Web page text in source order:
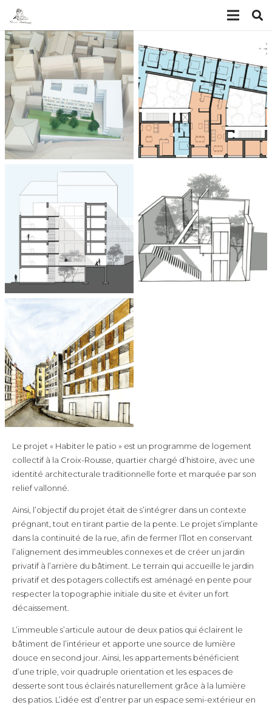
Le projet « Habiter le patio » est un programme de logement
collectif à la Croix-Rousse, quartier chargé d’histoire, avec une
identité architecturale traditionnelle forte et marquée par son
relief vallonné.
Ainsi, l’objectif du projet était de s’intégrer dans un contexte
prégnant, tout en tirant partie de la pente. Le projet s’implante
dans la continuité de la rue, afin de fermer l’îlot en conservant
l’alignement des immeubles connexes et de créer un jardin
privatif à l’arrière du bâtiment. Le terrain qui accueille le jardin
privatif et des potagers collectifs est aménagé en pente pour
respecter la topographie initiale du site et éviter un fort
décaissement.
L’immeuble s’articule autour de deux patios qui éclairent le
bâtiment de l’intérieur et apporte une source de lumière
douce en second jour. Ainsi, les appartements bénéficient
d’une triple, voir quadruple orientation et les espaces de
desserte sont tous éclairés naturellement grâce à la lumière
des patios. L’idée est d’entrer par un espace semi-extérieur en